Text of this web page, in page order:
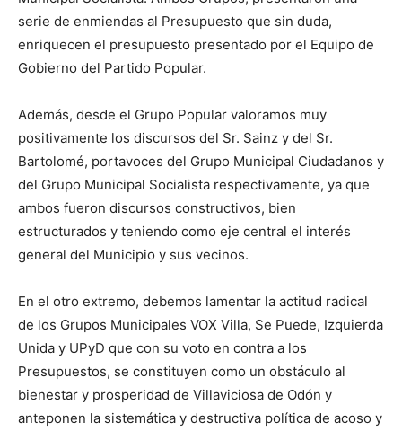
serie de enmiendas al Presupuesto que sin duda,
enriquecen el presupuesto presentado por el Equipo de
Gobierno del Partido Popular.
Además, desde el Grupo Popular valoramos muy
positivamente los discursos del Sr. Sainz y del Sr.
Bartolomé, portavoces del Grupo Municipal Ciudadanos y
del Grupo Municipal Socialista respectivamente, ya que
ambos fueron discursos constructivos, bien
estructurados y teniendo como eje central el interés
general del Municipio y sus vecinos.
En el otro extremo, debemos lamentar la actitud radical
de los Grupos Municipales VOX Villa, Se Puede, Izquierda
Unida y UPyD que con su voto en contra a los
Presupuestos, se constituyen como un obstáculo al
bienestar y prosperidad de Villaviciosa de Odón y
anteponen la sistemática y destructiva política de acoso y